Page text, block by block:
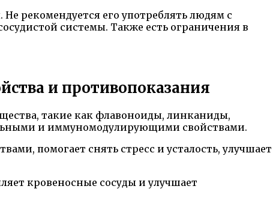
рекомендуется его употреблять людям с
системы. Также есть ограничения в
и противопоказания
такие как флавоноиды, линканиды,
и иммуномодулирующими свойствами.
помогает снять стресс и усталость, улучшает
кровеносные сосуды и улучшает